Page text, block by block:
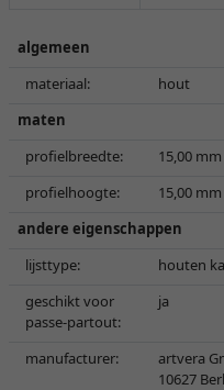
algemeen
materiaal:
hout
maten
profielbreedte:
15,00 mm
profielhoogte:
15,00 mm
andere eigenschappen
lijsttype:
houten
geschikt voor
passe-partout:
ja
manufacturer:
artvera
10627